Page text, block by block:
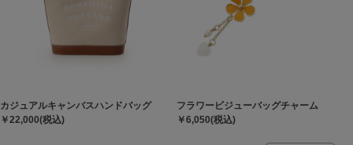
カジュアルキャンバスハンドバッグ
￥22,000(税込)
フラワービジューバッグチャーム
￥6,050(税込)